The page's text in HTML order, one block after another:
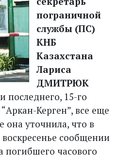
пограничной
службы (ПС)
КНБ
Казахстана
Лариса
ДМИТРЮК
последнего, 15-го
Керген”, все еще
она уточнила, что в
сообщении
погибшего часового